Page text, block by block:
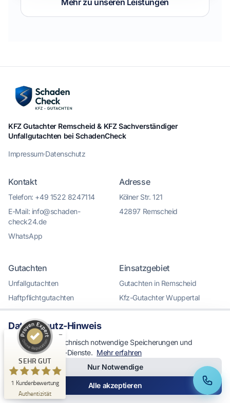
Mehr zu unseren Leistungen
KFZ Gutachter Remscheid & KFZ Sachverständiger
Unfallgutachten bei SchadenCheck
Impressum·Datenschutz
Kontakt
Telefon: +49 1522 8247114
E-Mail: info@schaden-
check24.de
WhatsApp
Adresse
Kölner Str. 121
42897 Remscheid
Gutachten
Unfallgutachten
Haftpflichtgutachten
Schadensgutachten
Wertgutachten
Kurzgutachten
Parkschaden
Beweissicherung
Einsatzgebiet
Gutachten in Remscheid
Kfz-Gutachter Wuppertal
Kfz-Gutachter Solingen
Kfz-Gutachter Wermelskirchen
Kfz-Gutachter Radevormwald
Alle Standorte im Überblick
Anrufen WhatsApp
Datenschutz-Hinweis
Wir verwenden technisch notwendige Speicherungen und
optionale Analyse-Dienste. Mehr erfahren
Nur Notwendige
Alle akzeptieren
SEHR GUT
1 Kundenbewertung
Authentizität
KFZ Gutachter Remscheid & KFZ Sachverständiger
SEHR GUT
5,00
/
5,00
1
Bewertung auf ProvenExpert.com
Erfahren Sie mehr über dieses Bewertungssiegel
29.12.2025
Profil ansehen